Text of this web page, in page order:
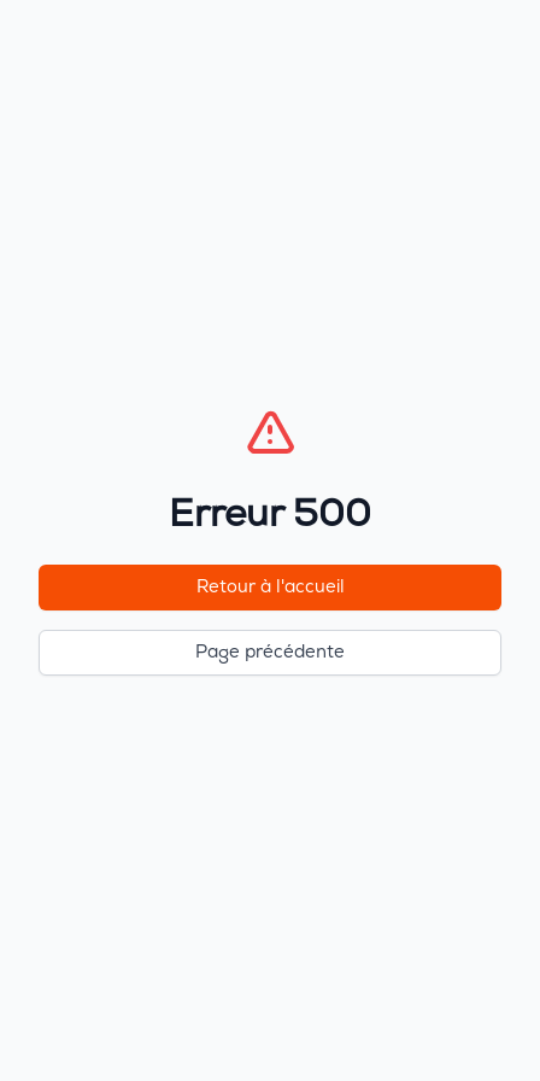
Erreur 500
Retour à l'accueil
Page précédente